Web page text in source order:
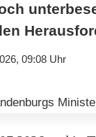
09:08 Uhr